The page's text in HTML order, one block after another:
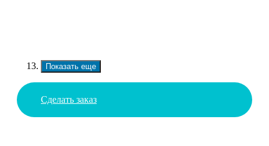
Показать еще
Сделать заказ